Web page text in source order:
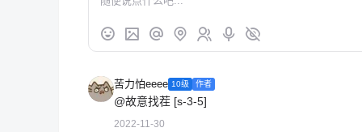
苦力怕eeee 10级 作者
@故意找茬 [s-3-5]
2022-11-30